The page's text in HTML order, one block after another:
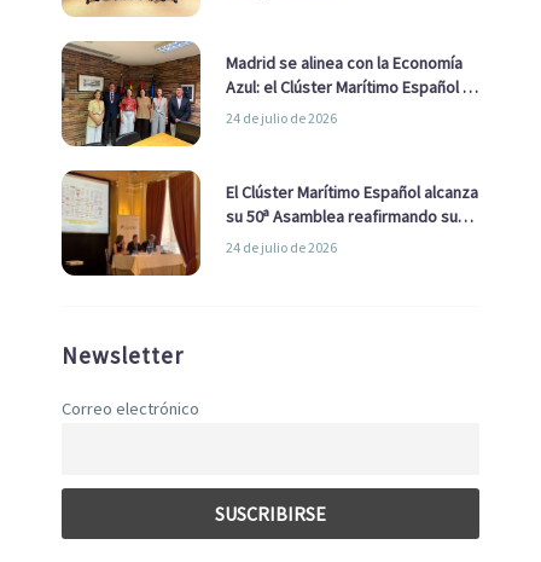
Madrid se alinea con la Economía
Azul: el Clúster Marítimo Español y
la Real Liga Naval avanzan alianzas
24 de julio de 2026
El Clúster Marítimo Español alcanza
su 50ª Asamblea reafirmando su
liderazgo en la Economía Azul
24 de julio de 2026
Newsletter
Correo electrónico